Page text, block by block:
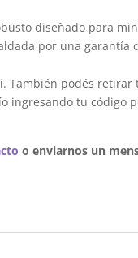
diseñado para
por una garantía
También podés
ingresando tu código
o enviarnos un